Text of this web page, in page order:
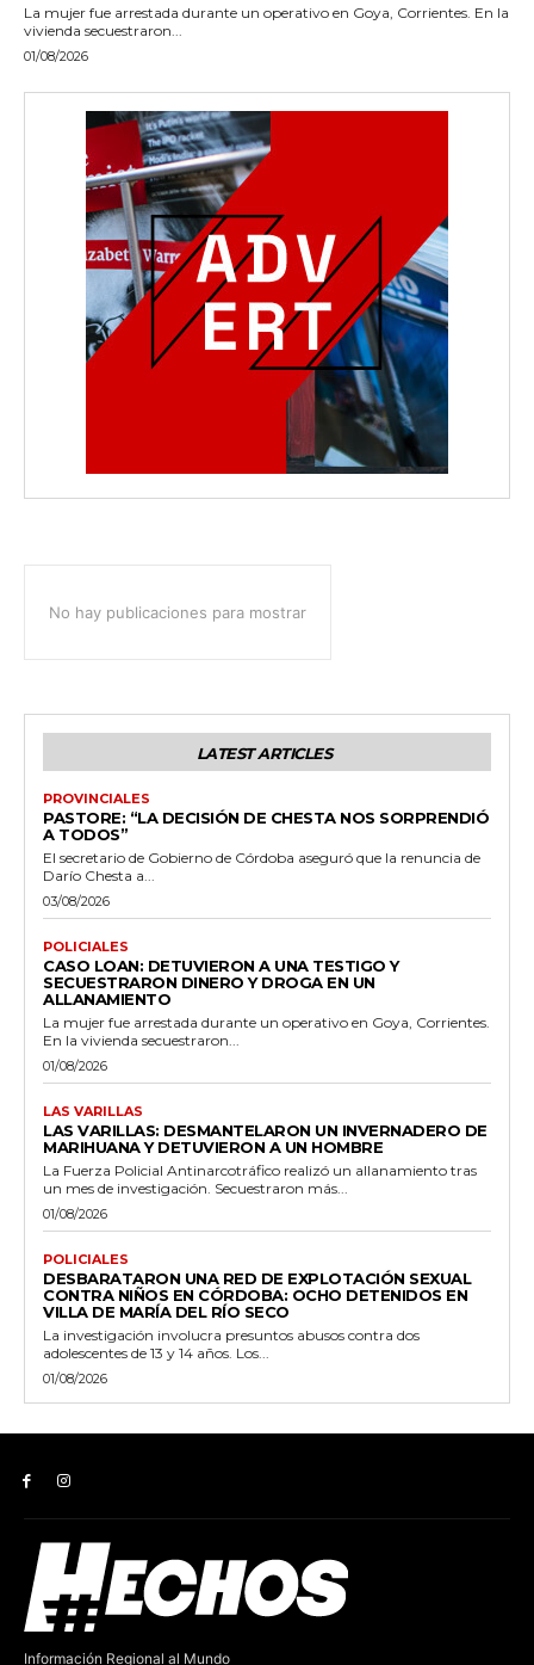
La mujer fue arrestada durante un operativo en Goya, Corrientes. En la
vivienda secuestraron...
01/08/2026
No hay publicaciones para mostrar
LATEST ARTICLES
PROVINCIALES
PASTORE: “LA DECISIÓN DE CHESTA NOS SORPRENDIÓ
A TODOS”
El secretario de Gobierno de Córdoba aseguró que la renuncia de
Darío Chesta a...
03/08/2026
POLICIALES
CASO LOAN: DETUVIERON A UNA TESTIGO Y
SECUESTRARON DINERO Y DROGA EN UN
ALLANAMIENTO
La mujer fue arrestada durante un operativo en Goya, Corrientes.
En la vivienda secuestraron...
01/08/2026
LAS VARILLAS
LAS VARILLAS: DESMANTELARON UN INVERNADERO DE
MARIHUANA Y DETUVIERON A UN HOMBRE
La Fuerza Policial Antinarcotráfico realizó un allanamiento tras
un mes de investigación. Secuestraron más...
01/08/2026
POLICIALES
DESBARATARON UNA RED DE EXPLOTACIÓN SEXUAL
CONTRA NIÑOS EN CÓRDOBA: OCHO DETENIDOS EN
VILLA DE MARÍA DEL RÍO SECO
La investigación involucra presuntos abusos contra dos
adolescentes de 13 y 14 años. Los...
01/08/2026
Información Regional al Mundo